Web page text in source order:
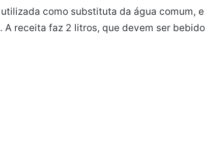
como substituta da água comum,
receita faz 2 litros, que devem ser